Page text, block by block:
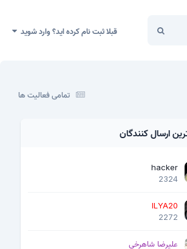
قبلا ثبت نام کرده اید؟ وارد شوید
تمامی فعالیت ها
ارسال کنندگان
hacker
2324
ILYA20
2272
علیرضا شاهرخی